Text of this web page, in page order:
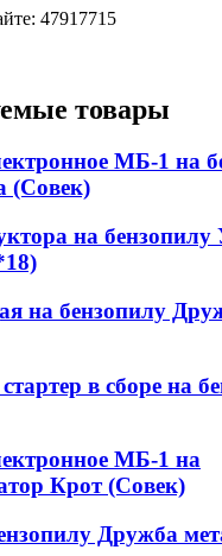
47917715
товары
МБ-1 на
(Совек)
на
на бензопилу
в сборе на
МБ-1 на
Крот (Совек)
Дружба